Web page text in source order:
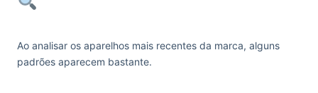
Ao analisar os aparelhos mais recentes da marca, alguns
padrões aparecem bastante.